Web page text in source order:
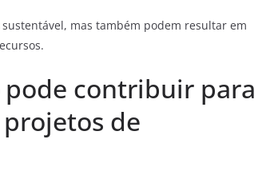
mas também podem resultar em
pode contribuir para
de